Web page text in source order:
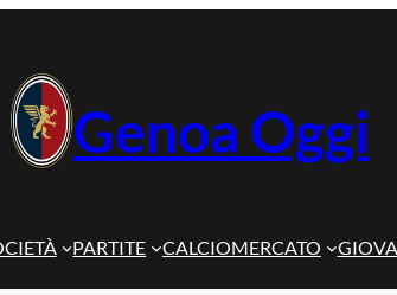
Genoa Oggi
PARTITE CALCIOMERCATO